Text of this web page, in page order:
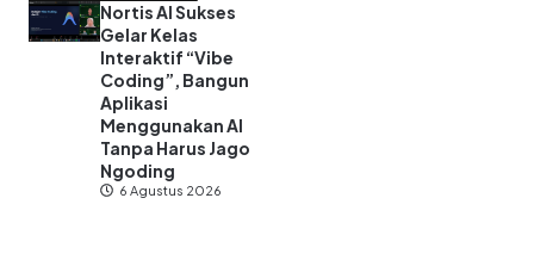
Nortis AI Sukses
Gelar Kelas
Interaktif “Vibe
Coding”, Bangun
Aplikasi
Menggunakan AI
Tanpa Harus Jago
Ngoding
6 Agustus 2026